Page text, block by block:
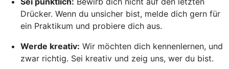
Drücker. Wenn du unsicher bist, melde dich gern für
ein Praktikum und probiere dich aus.
Werde kreativ: Wir möchten dich kennenlernen, und
zwar richtig. Sei kreativ und zeig uns, wer du bist.